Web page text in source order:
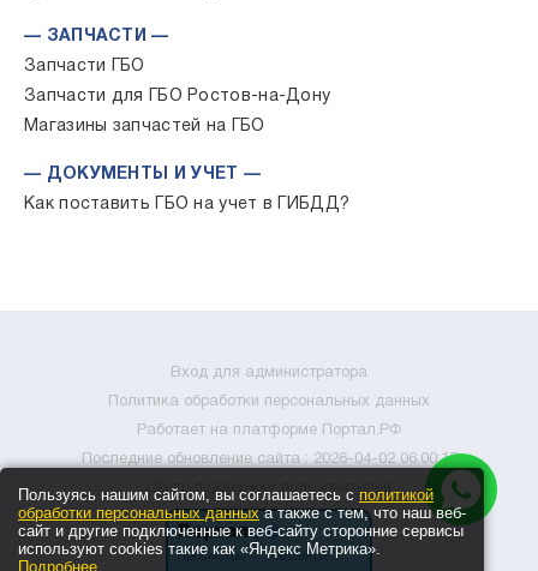
Пользуясь нашим сайтом, вы соглашаетесь с политикой
обработки персональных данныха также с тем, что наш веб-
сайт и другие подключенные к веб-сайту сторонние сервисы
используют cookies такие как «Яндекс Метрика».
Подробнее
— ЗАПЧАСТИ —
Запчасти ГБО
Запчасти для ГБО Ростов-на-Дону
Магазины запчастей на ГБО
— ДОКУМЕНТЫ И УЧЕТ —
Как поставить ГБО на учет в ГИБДД?
Вход для администратора
Политика обработки персональных данных
Работает на платформе
Портал.РФ
Последние обновление сайта : 2026-04-02 06:00:17
Центр поддержки пользователей